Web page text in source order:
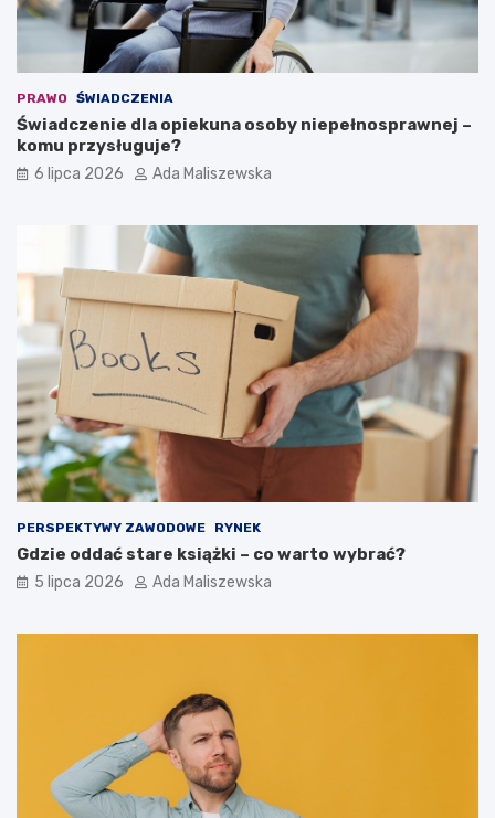
PRAWO ŚWIADCZENIA
Świadczenie dla opiekuna osoby niepełnosprawnej –
komu przysługuje?
6 lipca 2026 Ada Maliszewska
PERSPEKTYWY ZAWODOWE RYNEK
Gdzie oddać stare książki – co warto wybrać?
5 lipca 2026 Ada Maliszewska